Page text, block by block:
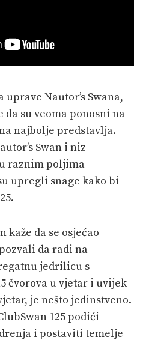
Nautor’s Swana,
su veoma ponosni na
najbolje predstavlja.
Swan i niz
raznim poljima
upregli snage kako bi
kaže da se osjećao
da radi na
jedrilicu s
čvorova u vjetar i uvijek
je nešto jedinstveno.
125 podići
i postaviti temelje